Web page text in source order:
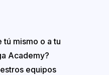
mismo o a tu
Academy?
equipos